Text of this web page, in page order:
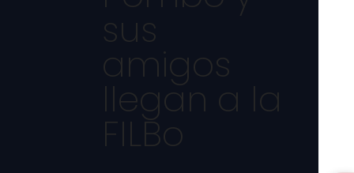
sus
amigos
llegan a la
FILBo